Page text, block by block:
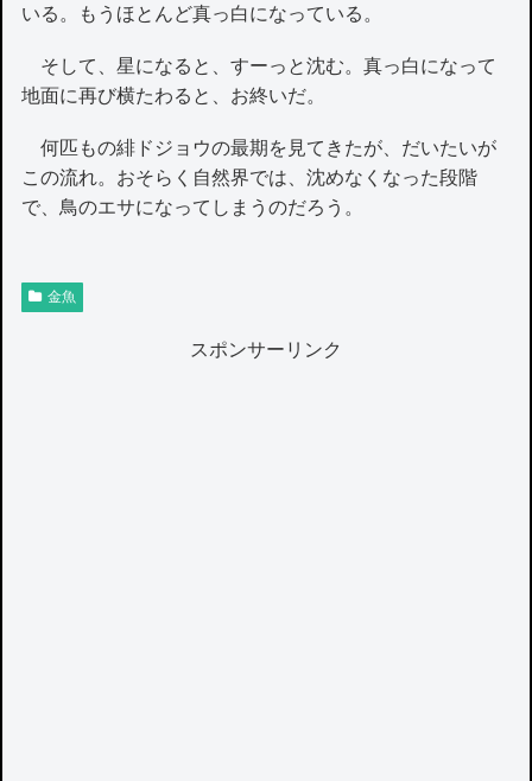
いる。もうほとんど真っ白になっている。
そして、星になると、すーっと沈む。真っ白になって
地面に再び横たわると、お終いだ。
何匹もの緋ドジョウの最期を見てきたが、だいたいが
この流れ。おそらく自然界では、沈めなくなった段階
で、鳥のエサになってしまうのだろう。
金魚
スポンサーリンク